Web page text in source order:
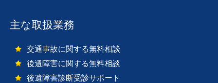
主な取扱業務
交通事故に関する無料相談
後遺障害に関する無料相談
後遺障害診断受診サポート